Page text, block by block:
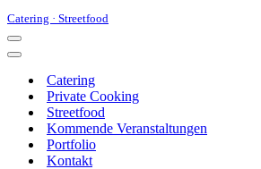
Catering · Streetfood
Navigationsmenü
Navigationsmenü
Catering
Private Cooking
Streetfood
Kommende Veranstaltungen
Portfolio
Kontakt